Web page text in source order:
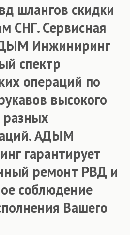
шлангов скидки
СНГ. Сервисная
Инжиниринг
спектр
операций по
высокого
разных
АДЫМ
гарантирует
ремонт РВД и
соблюдение
Вашего